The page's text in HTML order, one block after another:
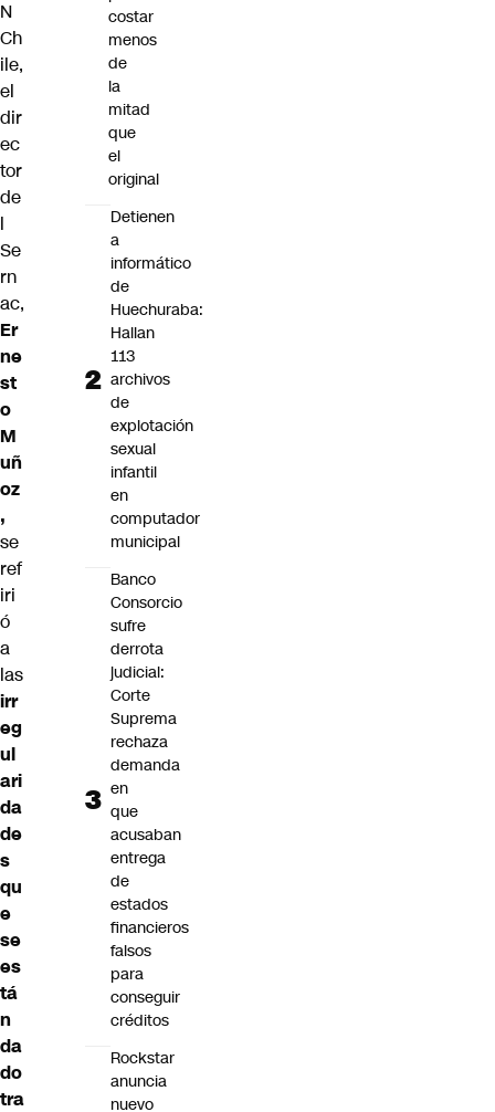
N
Ch
ile,
el
dir
ec
tor
de
l
Se
rn
ac,
Er
ne
st
o
M
uñ
oz
,
se
ref
iri
ó
a
las
irr
eg
ul
ari
da
de
s
qu
e
se
es
tá
n
da
do
tra
costar
menos
de
la
mitad
que
el
original
Detienen
a
informático
de
Huechuraba:
Hallan
113
archivos
de
explotación
sexual
infantil
en
computador
municipal
Banco
Consorcio
sufre
derrota
judicial:
Corte
Suprema
rechaza
demanda
en
que
acusaban
entrega
de
estados
financieros
falsos
para
conseguir
créditos
Rockstar
anuncia
nuevo